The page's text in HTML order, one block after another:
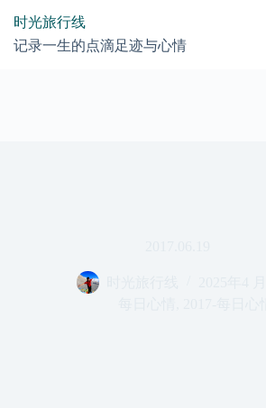
时光旅行线
记录一生的点滴足迹与心情